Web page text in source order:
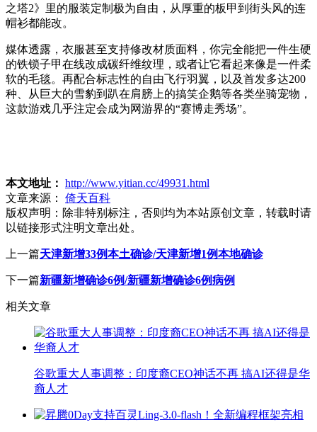
之塔2》里的服装定制极为自由，从厚重的板甲到街头风的连
帽衫都能改。
媒体透露，衣服甚至支持修改材质面料，你完全能把一件生硬
的铁锁子甲在线改成碳纤维纹理，或者让它看起来像是一件柔
软的毛毯。再配合标志性的自由飞行羽翼，以及首发多达200
种、从巨大的雪豹到趴在肩膀上的搞笑企鹅等各类坐骑宠物，
这款游戏几乎注定会成为网游界的“赛博走秀场”。
本文地址： http://www.yitian.cc/49931.html
文章来源：
倚天百科
版权声明： 除非特别标注，否则均为本站原创文章，转载时请
以链接形式注明文章出处。
上一篇天津新增33例本土确诊/天津新增1例本地确诊
下一篇新疆新增确诊6例/新疆新增确诊6例病例
相关文章
谷歌重大人事调整：印度裔CEO神话不再 搞AI还得是华
裔人才